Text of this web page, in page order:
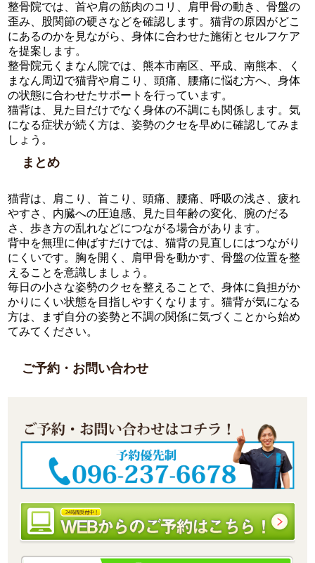
整骨院では、首や肩の筋肉のコリ、肩甲骨の動き、骨盤の
歪み、股関節の硬さなどを確認します。猫背の原因がどこ
にあるのかを見ながら、身体に合わせた施術とセルフケア
を提案します。
整骨院元くまなん院では、熊本市南区、平成、南熊本、く
まなん周辺で猫背や肩こり、頭痛、腰痛に悩む方へ、身体
の状態に合わせたサポートを行っています。
猫背は、見た目だけでなく身体の不調にも関係します。気
になる症状が続く方は、姿勢のクセを早めに確認してみま
しょう。
まとめ
猫背は、肩こり、首こり、頭痛、腰痛、呼吸の浅さ、疲れ
やすさ、内臓への圧迫感、見た目年齢の変化、腕のだる
さ、歩き方の乱れなどにつながる場合があります。
背中を無理に伸ばすだけでは、猫背の見直しにはつながり
にくいです。胸を開く、肩甲骨を動かす、骨盤の位置を整
えることを意識しましょう。
毎日の小さな姿勢のクセを整えることで、身体に負担がか
かりにくい状態を目指しやすくなります。猫背が気になる
方は、まず自分の姿勢と不調の関係に気づくことから始め
てみてください。
ご予約・お問い合わせ